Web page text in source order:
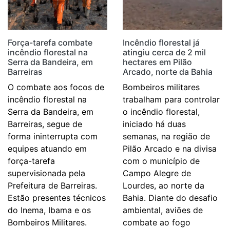
Força-tarefa combate
incêndio florestal na
Serra da Bandeira, em
Barreiras
O combate aos focos de
incêndio florestal na
Serra da Bandeira, em
Barreiras, segue de
forma ininterrupta com
equipes atuando em
força-tarefa
supervisionada pela
Prefeitura de Barreiras.
Estão presentes técnicos
do Inema, Ibama e os
Bombeiros Militares.
Incêndio florestal já
atingiu cerca de 2 mil
hectares em Pilão
Arcado, norte da Bahia
Bombeiros militares
trabalham para controlar
o incêndio florestal,
iniciado há duas
semanas, na região de
Pilão Arcado e na divisa
com o município de
Campo Alegre de
Lourdes, ao norte da
Bahia. Diante do desafio
ambiental, aviões de
combate ao fogo